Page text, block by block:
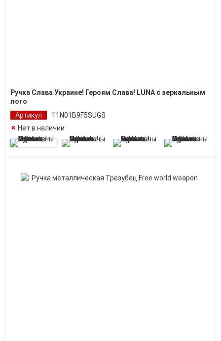
Ручка Слава Украине! Героям Слава! LUNA с зеркальным
лого
Артикул
11N01B9F5SUGS
Нет в наличии